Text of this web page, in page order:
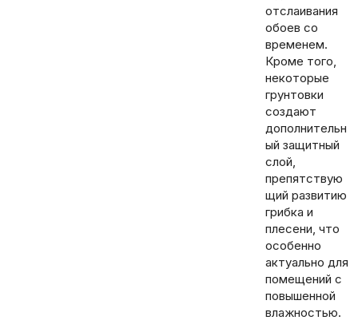
отслаивания
обоев со
временем.
Кроме того,
некоторые
грунтовки
создают
дополнительн
ый защитный
слой,
препятствую
щий развитию
грибка и
плесени, что
особенно
актуально для
помещений с
повышенной
влажностью.